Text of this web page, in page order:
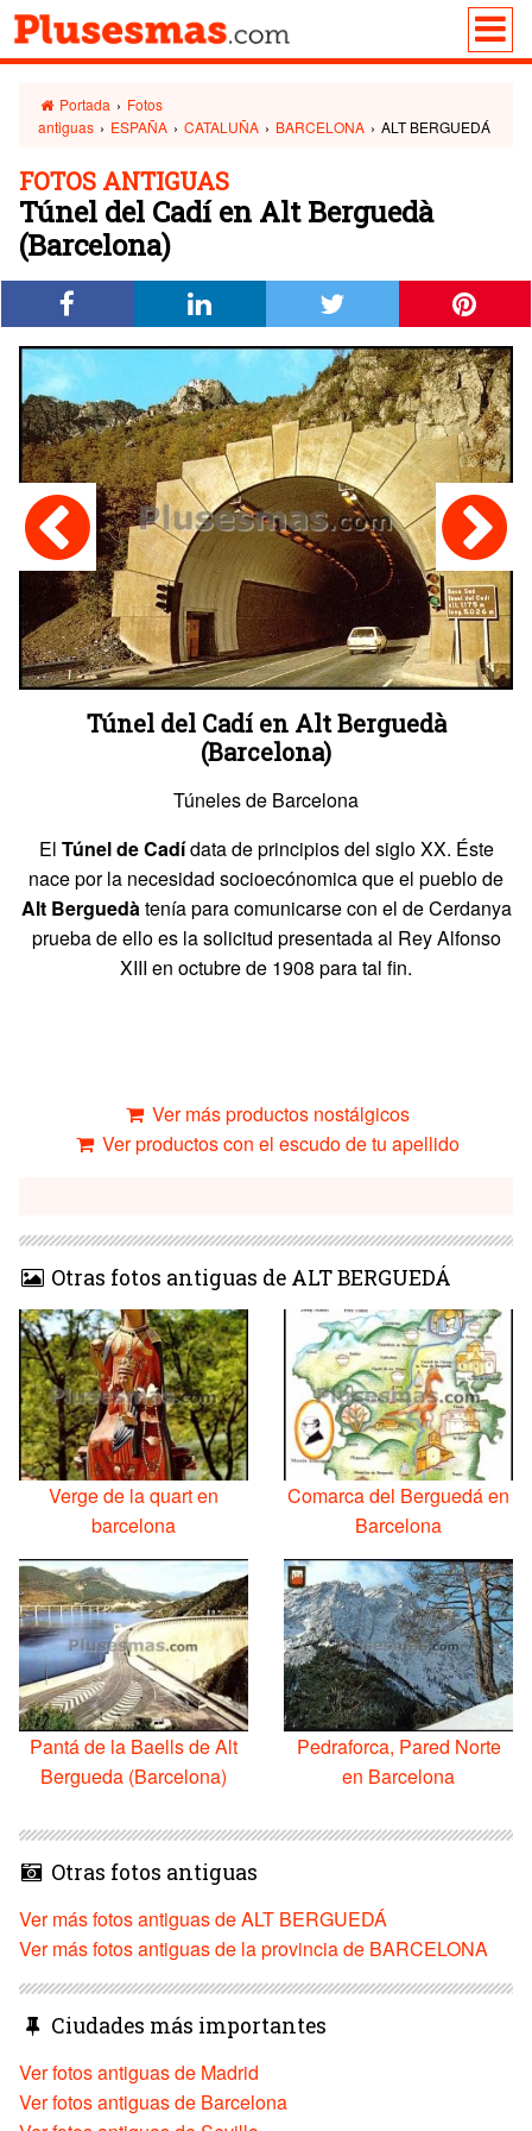
Portada › Fotos
antiguas › ESPAÑA › CATALUÑA › BARCELONA › ALT BERGUEDÁ
FOTOS ANTIGUAS
Túnel del Cadí en Alt Berguedà
(Barcelona)
Túnel del Cadí en Alt Berguedà
(Barcelona)
Túneles de Barcelona
El Túnel de Cadídata de principios del siglo XX. Éste
nace por la necesidad socioecónomica que el pueblo de
Alt Berguedàtenía para comunicarse con el de Cerdanya
prueba de ello es la solicitud presentada al Rey Alfonso
XIII en octubre de 1908 para tal fin.
Ver más productos nostálgicos
Ver productos con el escudo de tu apellido
Otras fotos antiguas de ALT BERGUEDÁ
Verge de la quart en
barcelona
Comarca del Berguedá en
Barcelona
Pantá de la Baells de Alt
Bergueda (Barcelona)
Pedraforca, Pared Norte
en Barcelona
Otras fotos antiguas
Ver más fotos antiguas de ALT BERGUEDÁ
Ver más fotos antiguas de la provincia de BARCELONA
Ciudades más importantes
Ver fotos antiguas de Madrid
Ver fotos antiguas de Barcelona